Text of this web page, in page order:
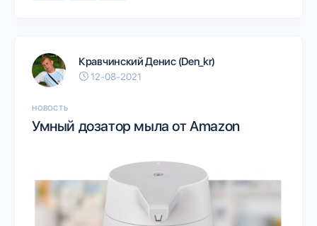
Кравчинский Денис (Den_kr)
12-08-2021
НОВОСТЬ
Умный дозатор мыла от Amazon